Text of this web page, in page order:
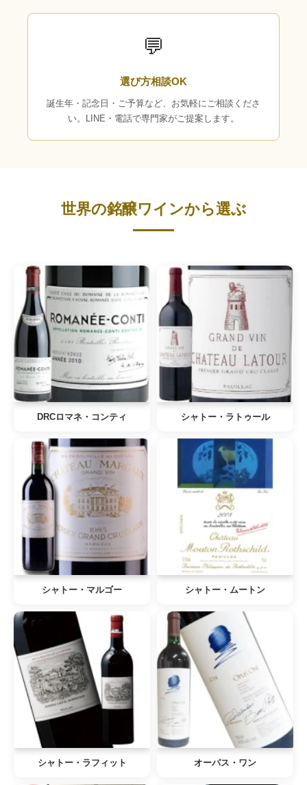
💬
選び方相談OK
誕生年・記念日・ご予算など、お気軽にご相談くださ
い。LINE・電話で専門家がご提案します。
世界の銘醸ワインから選ぶ
DRCロマネ・コンティ シャトー・ラトゥール
シャトー・マルゴー シャトー・ムートン
シャトー・ラフィット オーパス・ワン